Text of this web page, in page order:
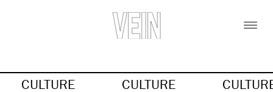
CULTURE CULTURE